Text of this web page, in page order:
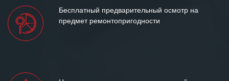
Бесплатный предварительный осмотр на
предмет ремонтопригодности